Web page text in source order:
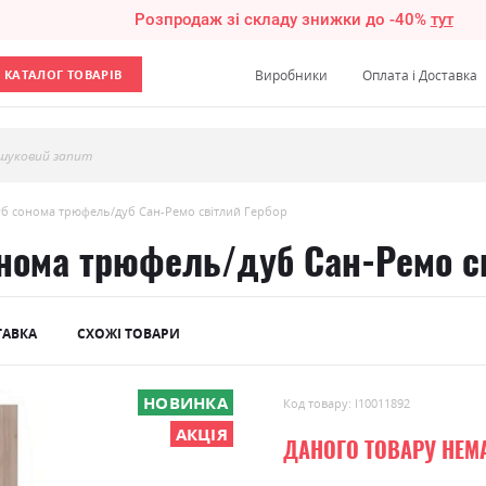
Розпродаж зі складу знижки до -40% тут
КАТАЛОГ ТОВАРІВ Виробники Оплата і Доставка
запит
сонома трюфель/дуб Сан-Ремо світлий Гербор
трюфель/дуб Сан-Ремо
СХОЖІ ТОВАРИ
НОВИНКА
АКЦІЯ
Код товару: l10011892
ДАНОГО ТОВАРУ